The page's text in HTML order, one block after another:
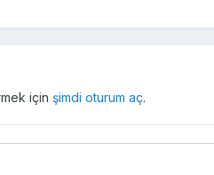
için şimdi oturum aç.